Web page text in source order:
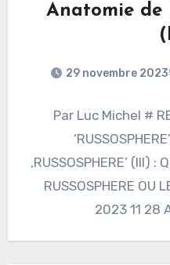
Anatomie de
29 novembre 2023
Par Luc Michel #
‚RUSSOSPHERE’ (III) :
RUSSOSPHERE OU
2023 11 28